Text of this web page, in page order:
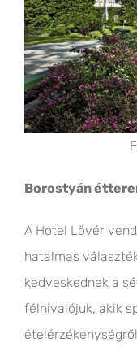
Borostyán
A Hotel Lövér
hatalmas
kedveskednek a
félnivalójuk, akik